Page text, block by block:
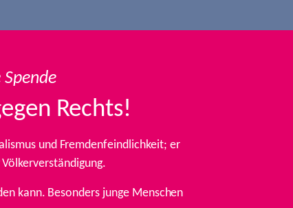
Rechts!
und Fremdenfeindlichkeit; er
kann. Besonders junge Menschen